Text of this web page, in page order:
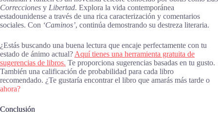
Correcciones y Libertad. Explora la vida contemporánea
estadounidense a través de una rica caracterización y comentarios
sociales. Con ‘Caminos’, continúa demostrando su destreza literaria.
¿Estás buscando una buena lectura que encaje perfectamente con tu
estado de ánimo actual? Aquí tienes una herramienta gratuita de
sugerencias de libros. Te proporciona sugerencias basadas en tu gusto.
También una calificación de probabilidad para cada libro
recomendado. ¿Te gustaría encontrar el libro que amarás más tarde o
ahora?
Conclusión